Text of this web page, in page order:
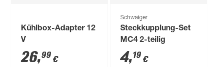
Kühlbox-Adapter 12
V
26,99 €
Schwaiger
Steckkupplung-Set
MC4 2-teilig
4,19 €